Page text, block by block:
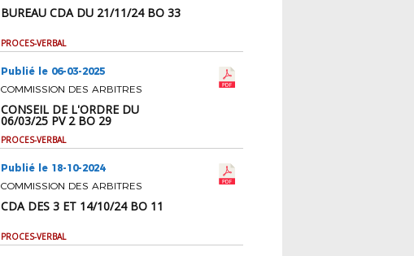
BUREAU CDA DU 21/11/24 BO 33
PROCES-VERBAL
Publié le 06-03-2025
COMMISSION DES ARBITRES
CONSEIL DE L'ORDRE DU
06/03/25 PV 2 BO 29
PROCES-VERBAL
Publié le 18-10-2024
COMMISSION DES ARBITRES
CDA DES 3 ET 14/10/24 BO 11
PROCES-VERBAL